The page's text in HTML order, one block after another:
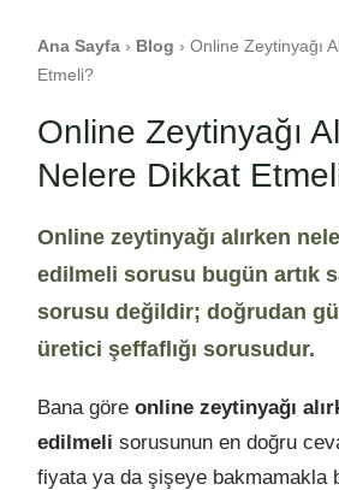
Ana Sayfa › Blog › Online Zeytinyağı
Etmeli?
Online Zeytinyağı
Nelere Dikkat
Online zeytinyağı alırken
edilmeli sorusu bugün artık
sorusu değildir; doğrudan
üretici şeffaflığı sorusudur.
Bana göre online zeytinyağı
edilmeli sorusunun en doğru
fiyata ya da şişeye bakmamakla